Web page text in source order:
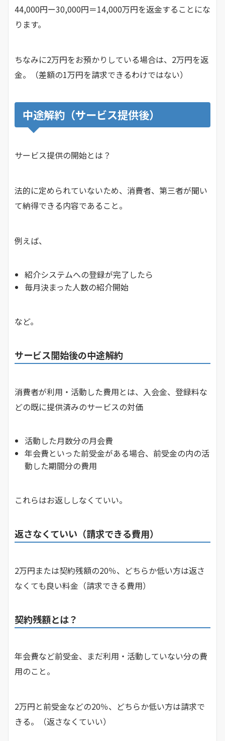
44,000円ー30,000円＝14,000万円を返金することにな
ります。
ちなみに2万円をお預かりしている場合は、2万円を返
金。（差額の1万円を請求できるわけではない）
中途解約（サービス提供後）
サービス提供の開始とは？
法的に定められていないため、消費者、第三者が聞い
て納得できる内容であること。
例えば、
紹介システムへの登録が完了したら
毎月決まった人数の紹介開始
など。
サービス開始後の中途解約
消費者が利用・活動した費用とは、入会金、登録料な
どの既に提供済みのサービスの対価
活動した月数分の月会費
年会費といった前受金がある場合、前受金の内の活
動した期間分の費用
これらはお返ししなくていい。
返さなくていい（請求できる費用）
2万円または契約残額の20％、どちらか低い方は返さ
なくても良い料金（請求できる費用）
契約残額とは？
年会費など前受金、まだ利用・活動していない分の費
用のこと。
2万円と前受金などの20％、どちらか低い方は請求で
きる。（返さなくていい）